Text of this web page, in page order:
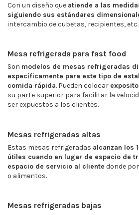
Con un diseño que atiende a las
siguiendo sus estándares
intercambio de cubetas, recipientes, etc.
Mesa refrigerada para fast food
Son modelos de mesas refrigeradas
específicamente para este tipo de
comida rápida. Pueden colocar
su parte superior para facilitar la
ser expuestos a los clientes.
Mesas refrigeradas altas
Estas mesas refrigeradas alcanzan los
útiles cuando en lugar de espacio de
espacio de servicio al cliente donde
o alimentos.
Mesas refrigeradas bajas